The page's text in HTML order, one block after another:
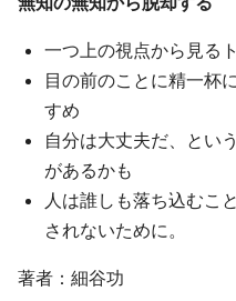
一つ上の視点から見る
目の前のことに精一杯
すめ
自分は大丈夫だ、とい
があるかも
人は誰しも落ち込むこ
されないために。
著者：細谷功